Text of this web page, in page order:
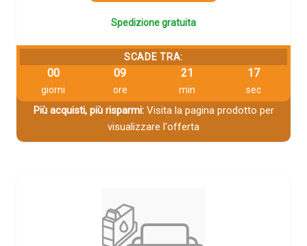
Spedizione gratuita
SCADE TRA:
00
giorni
09
ore
21
min
17
sec
Più acquisti, più risparmi:Visita la pagina prodotto per
visualizzare l'offerta